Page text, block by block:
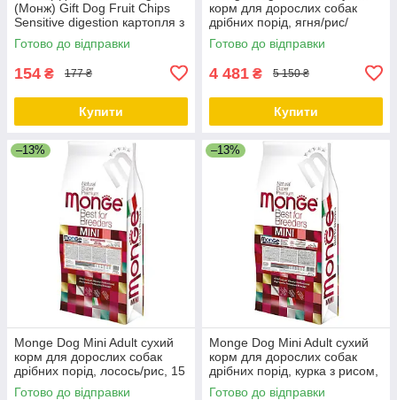
(Монж) Gift Dog Fruit Chips
Sensitive digestion картопля з
яблуком (веган) 150г
Готово до відправки
154 ₴ 177 ₴
Купити
корм для дорослих собак
дрібних порід, ягня/рис/
картопля, 15 КГ
Готово до відправки
4 481 ₴ 5 150 ₴
Купити
–13%
Monge Dog Mini Adult сухий
корм для дорослих собак
дрібних порід, лосось/рис, 15
КГ
Готово до відправки
–13%
Monge Dog Mini Adult сухий
корм для дорослих собак
дрібних порід, курка з рисом,
15 КГ
Готово до відправки